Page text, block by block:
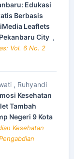
Edukasi
Berbasis
Leaflets
City ,
Vol. 6 No. 2
, Ruhyandi
Kesehatan
Tambah
Negeri 9 Kota
Kesehatan